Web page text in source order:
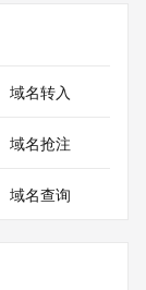
域名转入
域名抢注
域名查询